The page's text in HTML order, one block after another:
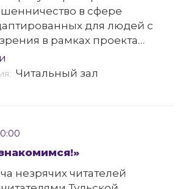
в сфере
для людей с
в рамках проекта
чтение»
Читальный зал
незрячих читателей